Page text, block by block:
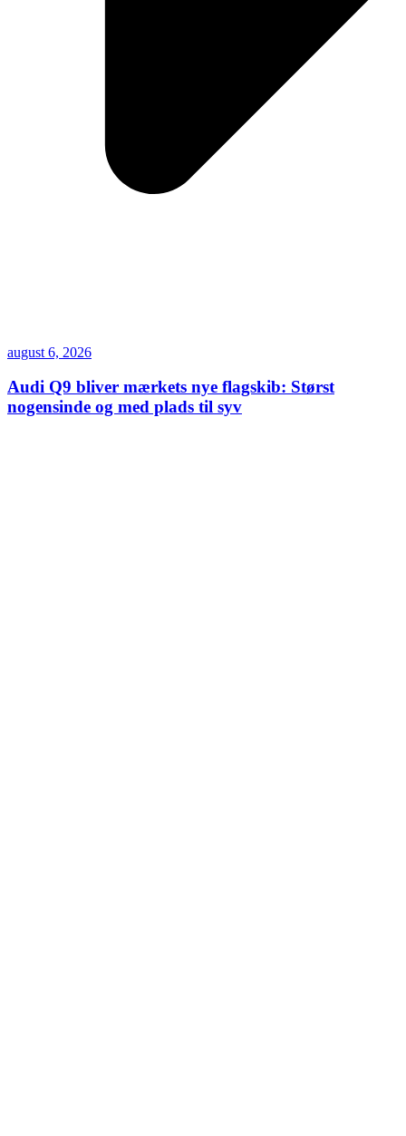
august 6, 2026
Audi Q9 bliver mærkets nye flagskib: Størst
nogensinde og med plads til syv